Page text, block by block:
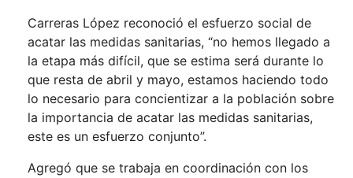
Carreras López reconoció el esfuerzo social de
acatar las medidas sanitarias, “no hemos llegado a
la etapa más difícil, que se estima será durante lo
que resta de abril y mayo, estamos haciendo todo
lo necesario para concientizar a la población sobre
la importancia de acatar las medidas sanitarias,
este es un esfuerzo conjunto”.
Agregó que se trabaja en coordinación con los